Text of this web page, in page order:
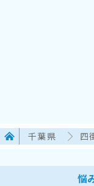
千葉県 四
悩